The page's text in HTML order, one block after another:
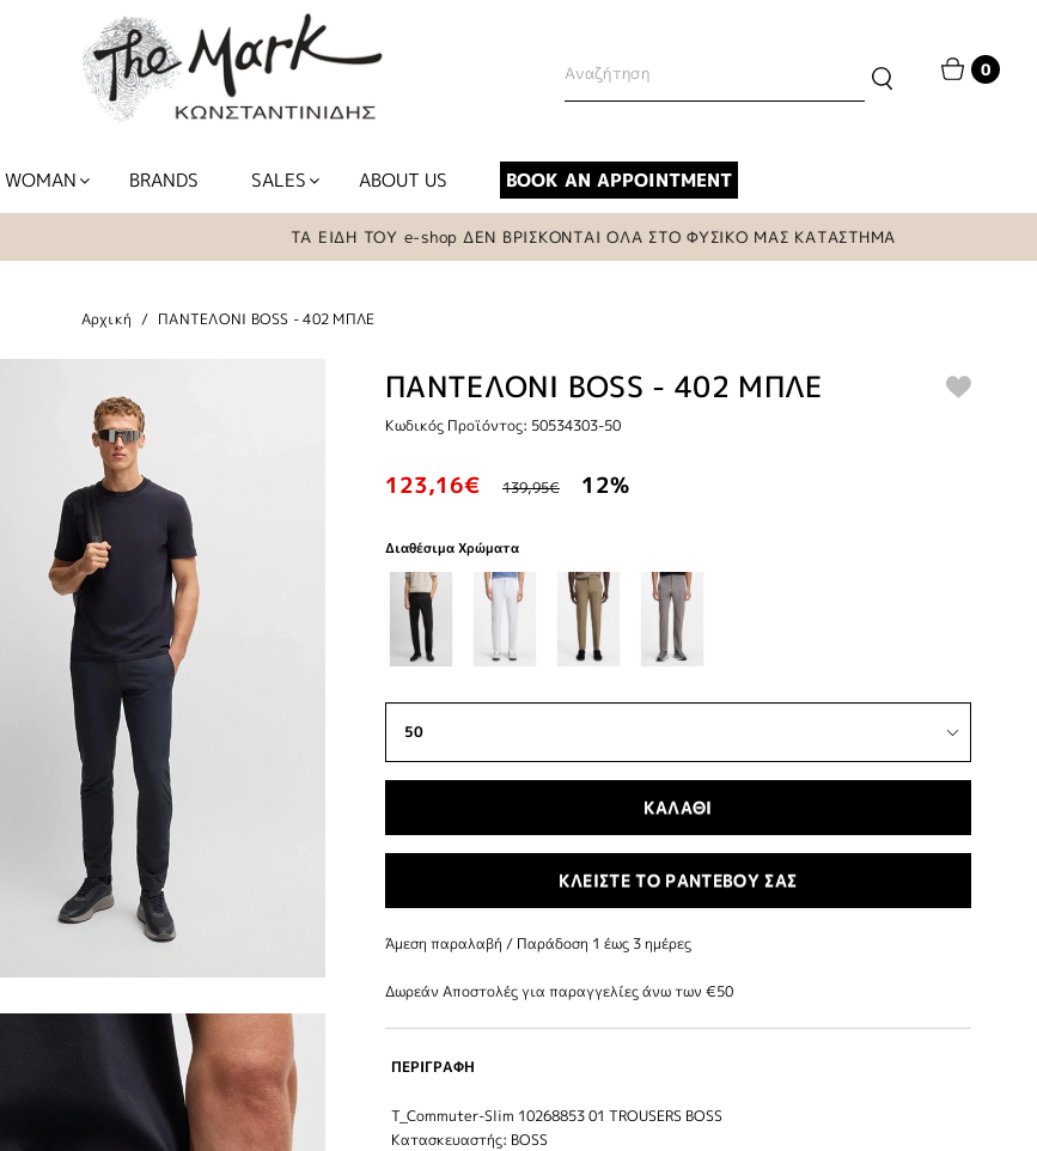
0
WOMAN BRANDS SALES ABOUT US BOOK AN APPOINTMENT
ΤΑ ΕΙΔΗ ΤΟΥ e-shop ΔΕΝ ΒΡΙΣΚΟΝΤΑΙ ΟΛΑ ΣΤΟ ΦΥΣΙΚΟ ΜΑΣ ΚΑΤΑΣΤΗΜΑ
Αρχική ΠΑΝΤΕΛΟΝΙ BOSS - 402 ΜΠΛΕ
ΠΑΝΤΕΛΟΝΙ BOSS - 402 ΜΠΛΕ
Κωδικός Προϊόντος: 50534303-50
123,16€ 139,95€ 12%
Διαθέσιμα Χρώματα
ΚΑΛΑΘΙ
ΚΛΕΙΣΤΕ ΤΟ ΡΑΝΤΕΒΟΥ ΣΑΣ
Άμεση παραλαβή / Παράδoση 1 έως 3 ημέρες
Δωρεάν Αποστολές για παραγγελίες άνω των €50
ΠΕΡΙΓΡΑΦΗ
T_Commuter-Slim 10268853 01 TROUSERS BOSS
Κατασκευαστής: BOSS